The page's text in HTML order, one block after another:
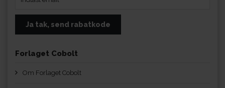
Forlaget Cobolt
Om Forlaget Cobolt